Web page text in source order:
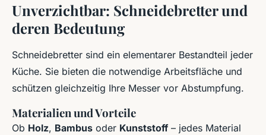
Unverzichtbar: Schneidebretter und
deren Bedeutung
Schneidebretter sind ein elementarer Bestandteil jeder
Küche. Sie bieten die notwendige Arbeitsfläche und
schützen gleichzeitig Ihre Messer vor Abstumpfung.
Materialien und Vorteile
Ob Holz, Bambus oder Kunststoff– jedes Material